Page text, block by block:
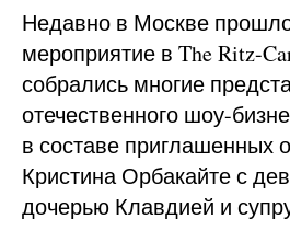
Недавно в Москве
мероприятие в The Ritz-
собрались многие
отечественного шоу-
в составе приглашенных
Кристина Орбакайте с
дочерью Клавдией и